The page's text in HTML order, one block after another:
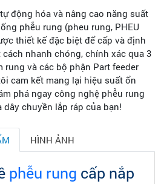
động hóa và nâng cao năng suất
phễu rung (pheu rung, PHEU
thiết kế đặc biệt để cấp và định
nhanh chóng, chính xác qua 3
rung và các bộ phận Part feeder
cam kết mang lại hiệu suất ổn
phá ngay công nghệ phễu rung
chuyền lắp ráp của bạn!
HÌNH ẢNH
phễu rung cấp nắp